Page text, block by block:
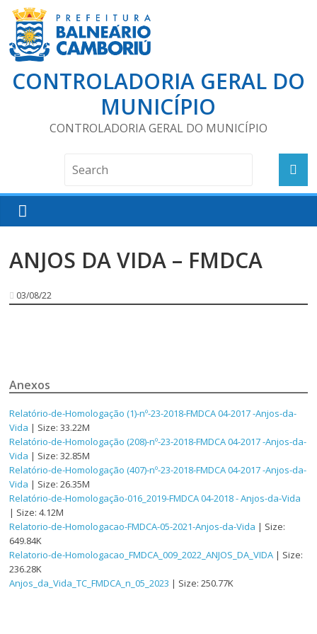
CONTROLADORIA GERAL DO
MUNICÍPIO
CONTROLADORIA GERAL DO MUNICÍPIO
ANJOS DA VIDA – FMDCA
03/08/22
Anexos
Relatório-de-Homologação (1)-nº-23-2018-FMDCA 04-2017 -Anjos-da-
Vida | Size: 33.22M
Relatório-de-Homologação (208)-nº-23-2018-FMDCA 04-2017 -Anjos-da-
Vida | Size: 32.85M
Relatório-de-Homologação (407)-nº-23-2018-FMDCA 04-2017 -Anjos-da-
Vida | Size: 26.35M
Relatório-de-Homologação-016_2019-FMDCA 04-2018 - Anjos-da-Vida
| Size: 4.12M
Relatorio-de-Homologacao-FMDCA-05-2021-Anjos-da-Vida | Size:
649.84K
Relatorio-de-Homologacao_FMDCA_009_2022_ANJOS_DA_VIDA | Size:
236.28K
Anjos_da_Vida_TC_FMDCA_n_05_2023 | Size: 250.77K